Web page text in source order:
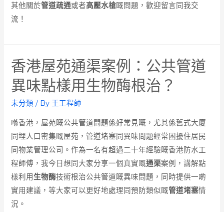
其他關於管道疏通或者高壓水槍嘅問題，歡迎留言同我交
流！
香港屋苑通渠案例：公共管道
異味點樣用生物酶根治？
未分類 / By 王工程師
喺香港，屋苑嘅公共管道問題係好常見嘅，尤其係舊式大廈
同埋人口密集嘅屋苑，管道堵塞同異味問題經常困擾住居民
同物業管理公司。作為一名有超過二十年經驗嘅香港防水工
程師傅，我今日想同大家分享一個真實嘅通渠案例，講解點
樣利用 生物酶技術根治公共管道嘅異味問題，同時提供一啲
實用建議，等大家可以更好地處理同預防類似嘅管道堵塞情
況。